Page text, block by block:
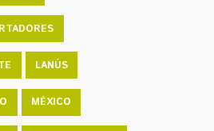
LANÚS
MÉXICO